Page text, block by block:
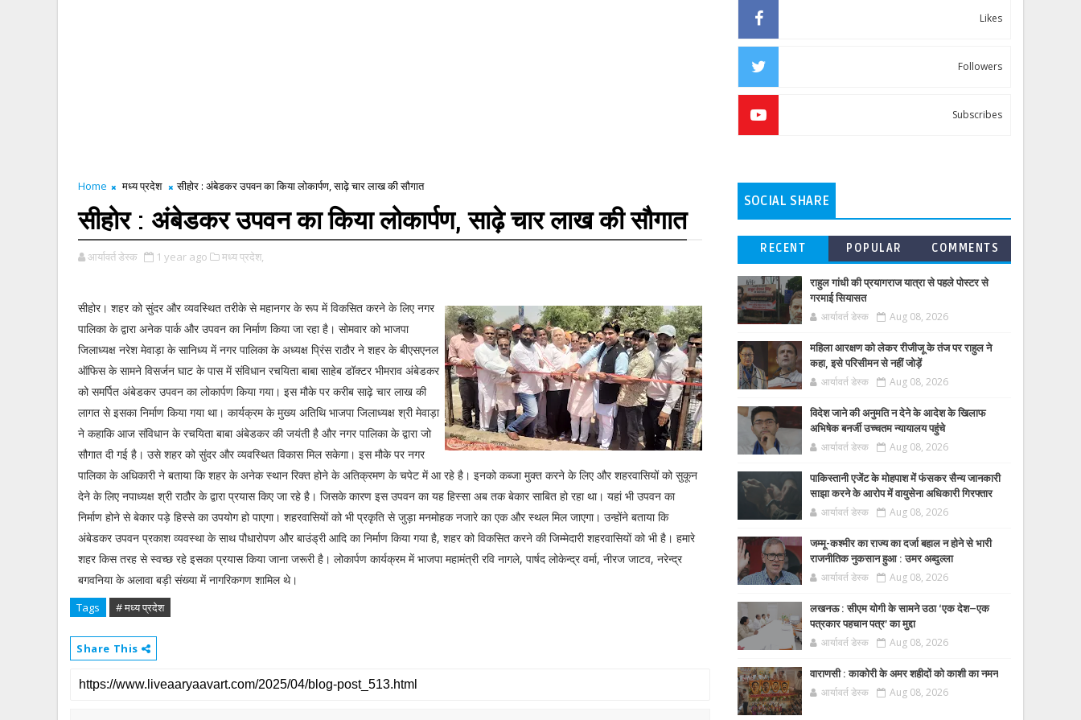
Home मध्य प्रदेश सीहोर : अंबेडकर उपवन का किया लोकार्पण, साढ़े चार लाख की सौगात
सीहोर : अंबेडकर उपवन का किया लोकार्पण, साढ़े चार लाख की सौगात
आर्यावर्त डेस्क 1 year ago मध्य प्रदेश,
सीहोर। शहर को सुंदर और व्यवस्थित तरीके से महानगर के रूप में विकसित करने के लिए नगर
पालिका के द्वारा अनेक पार्क और उपवन का निर्माण किया जा रहा है। सोमवार को भाजपा
जिलाध्यक्ष नरेश मेवाड़ा के सानिध्य में नगर पालिका के अध्यक्ष प्रिंस राठौर ने शहर के बीएसएनल
ऑफिस के सामने विसर्जन घाट के पास में संविधान रचयिता बाबा साहेब डॉक्टर भीमराव अंबेडकर
को समर्पित अंबेडकर उपवन का लोकार्पण किया गया। इस मौके पर करीब साढ़े चार लाख की
लागत से इसका निर्माण किया गया था। कार्यक्रम के मुख्य अतिथि भाजपा जिलाध्यक्ष श्री मेवाड़ा
ने कहाकि आज संविधान के रचयिता बाबा अंबेडकर की जयंती है और नगर पालिका के द्वारा जो
सौगात दी गई है। उसे शहर को सुंदर और व्यवस्थित विकास मिल सकेगा। इस मौके पर नगर
पालिका के अधिकारी ने बताया कि शहर के अनेक स्थान रिक्त होने के अतिक्रमण के चपेट में आ रहे है। इनको कब्जा मुक्त करने के लिए और शहरवासियों को सुकून
देने के लिए नपाध्यक्ष श्री राठौर के द्वारा प्रयास किए जा रहे है। जिसके कारण इस उपवन का यह हिस्सा अब तक बेकार साबित हो रहा था। यहां भी उपवन का
निर्माण होने से बेकार पड़े हिस्से का उपयोग हो पाएगा। शहरवासियों को भी प्रकृति से जुड़ा मनमोहक नजारे का एक और स्थल मिल जाएगा। उन्होंने बताया कि
अंबेडकर उपवन प्रकाश व्यवस्था के साथ पौधारोपण और बाउंड्री आदि का निर्माण किया गया है, शहर को विकसित करने की जिम्मेदारी शहरवासियों को भी है। हमारे
शहर किस तरह से स्वच्छ रहे इसका प्रयास किया जाना जरूरी है। लोकार्पण कार्यक्रम में भाजपा महामंत्री रवि नागले, पार्षद लोकेन्द्र वर्मा, नीरज जाटव, नरेन्द्र
बगवनिया के अलावा बड़ी संख्या में नागरिकगण शामिल थे।
Tags # मध्य प्रदेश
Share This
Likes
Followers
Subscribes
SOCIAL SHARE
RECENT POPULAR COMMENTS
राहुल गांधी की प्रयागराज यात्रा से पहले पोस्टर से
गरमाई सियासत
आर्यावर्त डेस्क Aug 08, 2026
महिला आरक्षण को लेकर रीजीजू के तंज पर राहुल ने
कहा, इसे परिसीमन से नहीं जोड़ें
आर्यावर्त डेस्क Aug 08, 2026
विदेश जाने की अनुमति न देने के आदेश के खिलाफ
अभिषेक बनर्जी उच्चतम न्यायालय पहुंचे
आर्यावर्त डेस्क Aug 08, 2026
पाकिस्तानी एजेंट के मोहपाश में फंसकर सैन्य जानकारी
साझा करने के आरोप में वायुसेना अधिकारी गिरफ्तार
आर्यावर्त डेस्क Aug 08, 2026
जम्मू-कश्मीर का राज्य का दर्जा बहाल न होने से भारी
राजनीतिक नुकसान हुआ : उमर अब्दुल्ला
आर्यावर्त डेस्क Aug 08, 2026
लखनऊ : सीएम योगी के सामने उठा ‘एक देश–एक
पत्रकार पहचान पत्र’ का मुद्दा
आर्यावर्त डेस्क Aug 08, 2026
वाराणसी : काकोरी के अमर शहीदों को काशी का नमन
आर्यावर्त डेस्क Aug 08, 2026